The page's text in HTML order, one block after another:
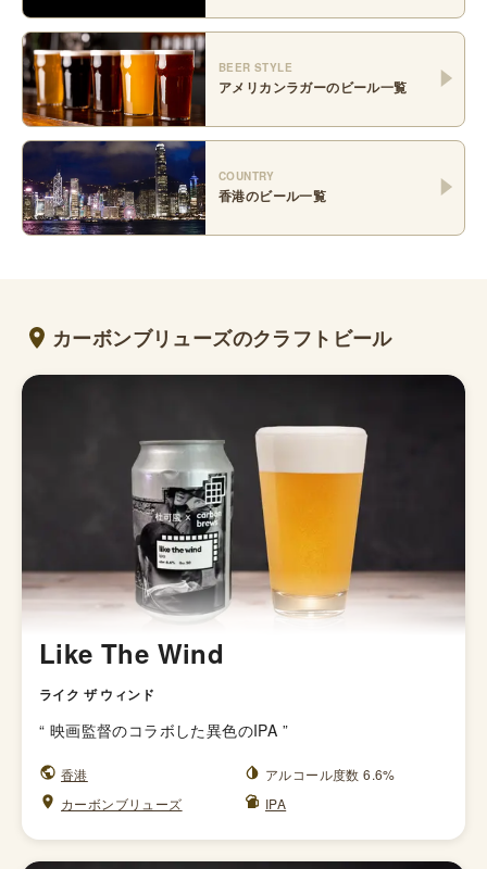
BEER STYLE
アメリカンラガーのビール一覧
COUNTRY
香港のビール一覧
カーボンブリューズのクラフトビール
Like The Wind
ライク ザ ウィンド
“ 映画監督のコラボした異色のIPA ”
香港
アルコール度数 6.6%
カーボンブリューズ
IPA